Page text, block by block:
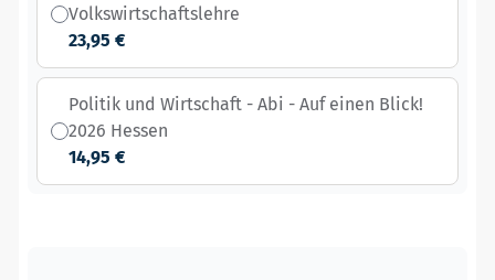
Volkswirtschaftslehre
23,95 €
Politik und Wirtschaft - Abi - Auf einen Blick!
2026 Hessen
14,95 €